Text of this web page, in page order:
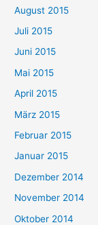
August 2015
Juli 2015
Juni 2015
Mai 2015
April 2015
März 2015
Februar 2015
Januar 2015
Dezember 2014
November 2014
Oktober 2014